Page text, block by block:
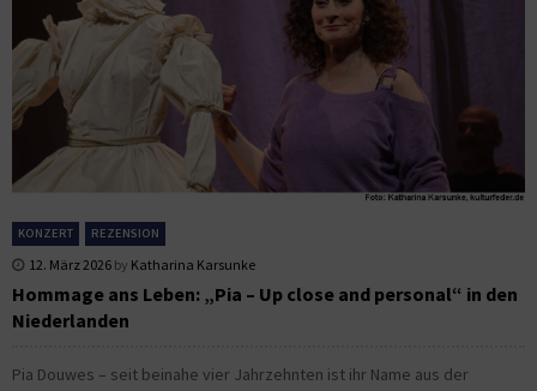
KONZERT REZENSION
12. März 2026 by Katharina Karsunke
Hommage ans Leben: „Pia – Up close and personal“ in den
Niederlanden
Pia Douwes – seit beinahe vier Jahrzehnten ist ihr Name aus der